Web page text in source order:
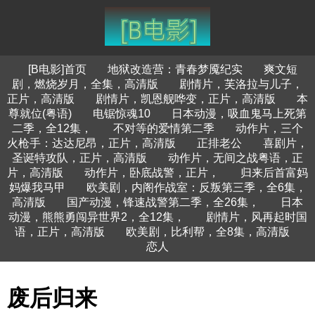
[B电影]首页 地狱改造营：青春梦魇纪实
爽文短
剧，燃烧岁月，全集，高清版
剧情片，芙洛拉与儿子，
正片，高清版
剧情片，凯恩舰哗变，正片，高清版
本
尊就位(粤语)
电锯惊魂10
日本动漫，吸血鬼马上死第
二季，全12集，
不对等的爱情第二季
动作片，三个
火枪手：达达尼昂，正片，高清版
正排老公
喜剧片，
圣诞特攻队，正片，高清版
动作片，无间之战粤语，正
片，高清版
动作片，卧底战警，正片，
归来后首富妈
妈爆我马甲
欧美剧，内阁作战室：反叛第三季，全6集，
高清版
国产动漫，锋速战警第二季，全26集，
日本
动漫，熊熊勇闯异世界2，全12集，
剧情片，风再起时国
语，正片，高清版
欧美剧，比利帮，全8集，高清版
恋人
废后归来